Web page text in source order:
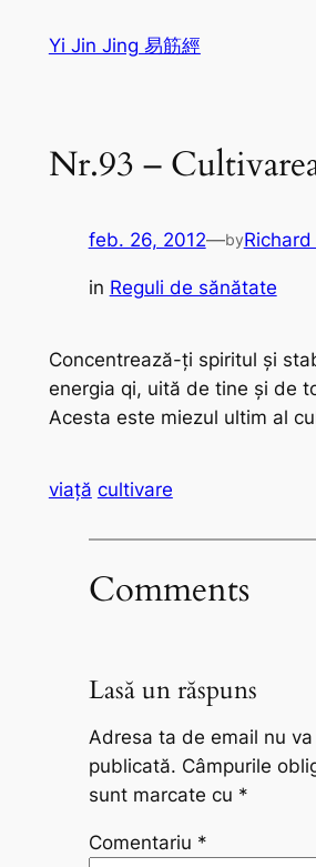
Yi Jin Jing 易筋經
Nr.93 –
feb. 26, 2012—by
in Reguli de sănătate
Concentrează-ţi spiritul şi
energia qi, uită de tine şi de
Acesta este miezul ultim al
viaţă cultivare
Comments
Lasă un răspuns
Adresa ta de email nu
publicată. Câmpurile
sunt marcate cu *
Comentariu *